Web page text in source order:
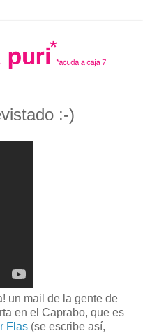
:-)
un mail de la gente de
en el Caprabo, que es
Flas (se escribe así,